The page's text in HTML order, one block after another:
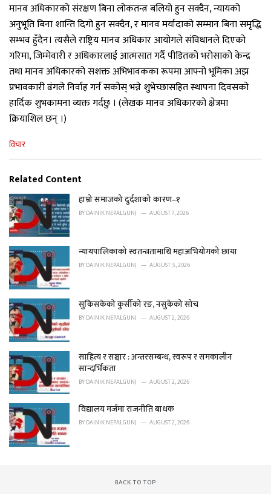
मानव अधिकारको संरक्षण बिना लोकतन्त्र बलियो हुन सक्दैन, न्यायको
अनुभूति बिना शान्ति दिगो हुन सक्दैन, र मानव मर्यादाको सम्मान बिना समृद्धि
सम्भव हुँदैन। त्यसैले राष्ट्रिय मानव अधिकार आयोगले संविधानले दिएको
गरिमा, जिम्मेवारी र अधिकारलाई आत्मसात गर्दै पीडितको भरोसाको केन्द्र
तथा मानव अधिकारको सशक्त अभिभावकका रूपमा आफ्नो भूमिका अझ
प्रभावकारी ढंगले निर्वाह गर्न सकोस् भन्ने शुभेच्छासहित स्थापना दिवसको
हार्दिक शुभकामना व्यक्त गर्दछु । (लेखक मानव अधिकारको क्षेत्रमा
क्रियाशिल छन् ।)
C
e
o
r
i
e
:
विचार
Related Content
हाम्रो समाजको दुर्दशाको कारण–१
BYDAINIK NEPALGUNJ AUGUST 7, 2026
न्यायपालिकाको स्वतन्त्रतामाथि महाअभियोगको छाया
BYDAINIK NEPALGUNJ AUGUST 5, 2026
सुकिसकेको कुर्सीको रङ, नसुकेको सोच
BYDAINIK NEPALGUNJ AUGUST 2, 2026
साहित्य र सञ्चार : अन्तरसम्बन्ध, स्वरूप र समकालीन
सान्दर्भिकता
BYDAINIK NEPALGUNJ AUGUST 2, 2026
विद्यालय मर्जमा राजनीति बाधक
BYDAINIK NEPALGUNJ AUGUST 2, 2026
BACK TO TOP